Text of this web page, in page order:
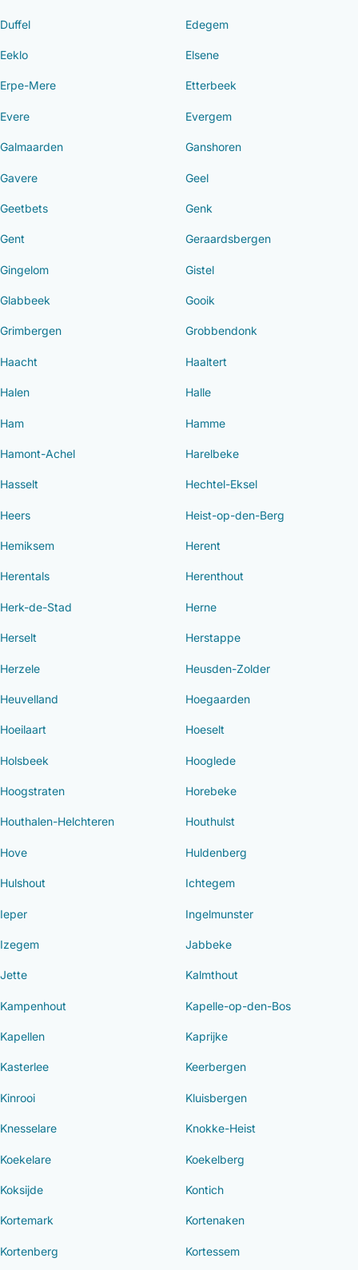
Duffel Edegem
Eeklo Elsene
Erpe-Mere Etterbeek
Evere Evergem
Galmaarden Ganshoren
Gavere Geel
Geetbets Genk
Gent Geraardsbergen
Gingelom Gistel
Glabbeek Gooik
Grimbergen Grobbendonk
Haacht Haaltert
Halen Halle
Ham Hamme
Hamont-Achel Harelbeke
Hasselt Hechtel-Eksel
Heers Heist-op-den-Berg
Hemiksem Herent
Herentals Herenthout
Herk-de-Stad Herne
Herselt Herstappe
Herzele Heusden-Zolder
Heuvelland Hoegaarden
Hoeilaart Hoeselt
Holsbeek Hooglede
Hoogstraten Horebeke
Houthalen-Helchteren Houthulst
Hove Huldenberg
Hulshout Ichtegem
Ieper Ingelmunster
Izegem Jabbeke
Jette Kalmthout
Kampenhout Kapelle-op-den-Bos
Kapellen Kaprijke
Kasterlee Keerbergen
Kinrooi Kluisbergen
Knesselare Knokke-Heist
Koekelare Koekelberg
Koksijde Kontich
Kortemark Kortenaken
Kortenberg Kortessem